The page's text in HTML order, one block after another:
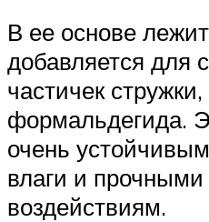
В ее основе
добавляется для
частичек
формальдегида.
очень
влаги и
воздействиям.